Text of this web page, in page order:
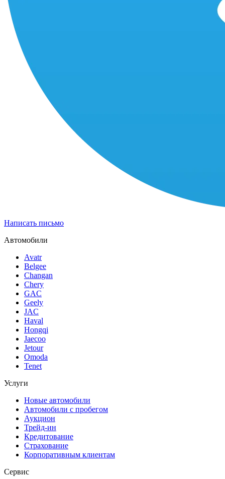
Написать письмо
Автомобили
Avatr
Belgee
Changan
Chery
GAC
Geely
JAC
Haval
Hongqi
Jaecoo
Jetour
Omoda
Tenet
Услуги
Новые автомобили
Автомобили с пробегом
Аукцион
Трейд-ин
Кредитование
Страхование
Корпоративным клиентам
Сервис